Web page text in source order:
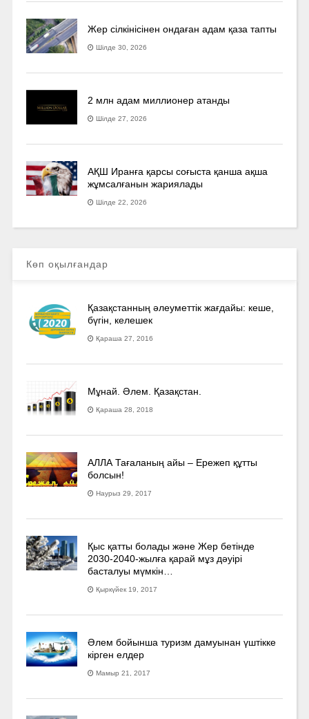
Жер сілкінісінен ондаған адам қаза тапты
Шілде 30, 2026
2 млн адам миллионер атанды
Шілде 27, 2026
АҚШ Иранға қарсы соғыста қанша ақша
жұмсалғанын жариялады
Шілде 22, 2026
Көп оқылғандар
Қазақстанның әлеуметтік жағдайы: кеше,
бүгін, келешек
Қараша 27, 2016
Мұнай. Әлем. Қазақстан.
Қараша 28, 2018
АЛЛА Тағаланың айы – Ережеп құтты
болсын!
Наурыз 29, 2017
Қыс қатты болады және Жер бетінде
2030-2040­-жылға қарай мұз дәуірі
басталуы мүмкін…
Қыркүйек 19, 2017
Әлем бойынша туризм дамуынан үштікке
кірген елдер
Мамыр 21, 2017